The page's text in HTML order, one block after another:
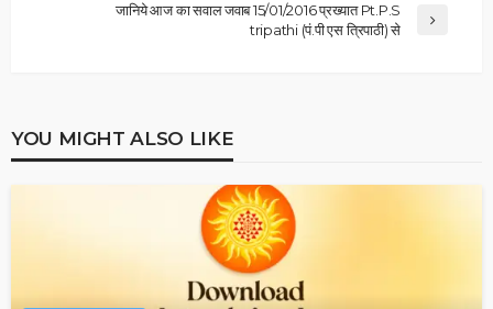
जानिये आज का सवाल जवाब 15/01/2016 प्रख्यात Pt.P.S
tripathi (पं.पी एस त्रिपाठी) से
YOU MIGHT ALSO LIKE